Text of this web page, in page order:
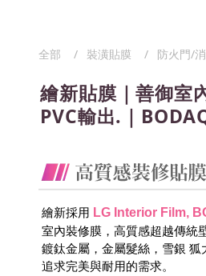
繪新貼膜｜善御室
PVC輸出.｜
繪新採用 LG Interior Film,
室內裝修膜，高質感超越傳統
鍍鈦金屬，金屬髮絲，雪銀 狐
追求完美與耐用的需求。
全部 裝潢貼膜 防火門/